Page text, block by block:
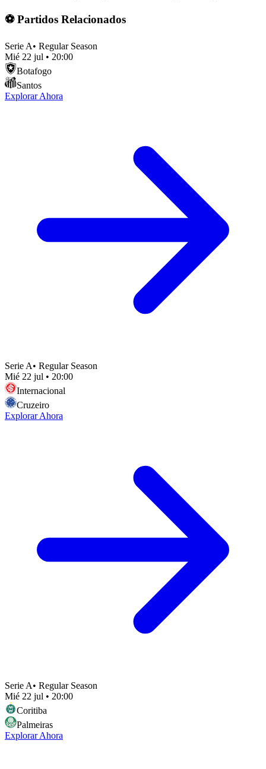
⚽ Partidos Relacionados
Serie A• Regular Season
Mié 22 jul • 20:00
Botafogo
Santos
Explorar Ahora
Serie A• Regular Season
Mié 22 jul • 20:00
Internacional
Cruzeiro
Explorar Ahora
Serie A• Regular Season
Mié 22 jul • 20:00
Coritiba
Palmeiras
Explorar Ahora